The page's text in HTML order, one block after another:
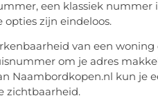
een klassiek nummer
zijn eindeloos.
van een woning
om je adres
Naambordkopen.nl kun je
zichtbaarheid.